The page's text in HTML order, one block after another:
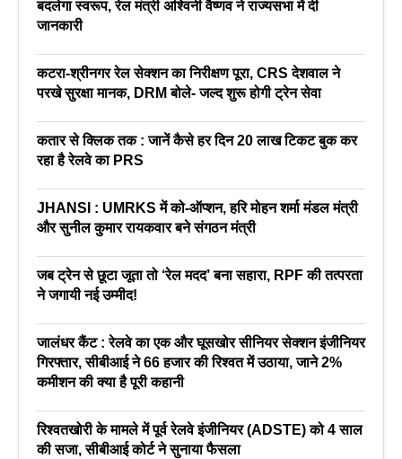
बदलेगा स्वरूप, रेल मंत्री अश्विनी वैष्णव ने राज्यसभा में दी
जानकारी
कटरा-श्रीनगर रेल सेक्शन का निरीक्षण पूरा, CRS देशवाल ने
परखे सुरक्षा मानक, DRM बोले- जल्द शुरू होगी ट्रेन सेवा
कतार से क्लिक तक : जानें कैसे हर दिन 20 लाख टिकट बुक कर
रहा है रेलवे का PRS
JHANSI : UMRKS में को-ऑप्शन, हरि मोहन शर्मा मंडल मंत्री
और सुनील कुमार रायकवार बने संगठन मंत्री
जब ट्रेन से छूटा जूता तो ‘रेल मदद’ बना सहारा, RPF की तत्परता
ने जगायी नई उम्मीद!
जालंधर कैंट : रेलवे का एक और घूसखोर सीनियर सेक्शन इंजीनियर
गिरफ्तार, सीबीआई ने 66 हजार की रिश्वत में उठाया, जाने 2%
कमीशन की क्या है पूरी कहानी
रिश्वतखोरी के मामले में पूर्व रेलवे इंजीनियर (ADSTE) को 4 साल
की सजा, सीबीआई कोर्ट ने सुनाया फैसला